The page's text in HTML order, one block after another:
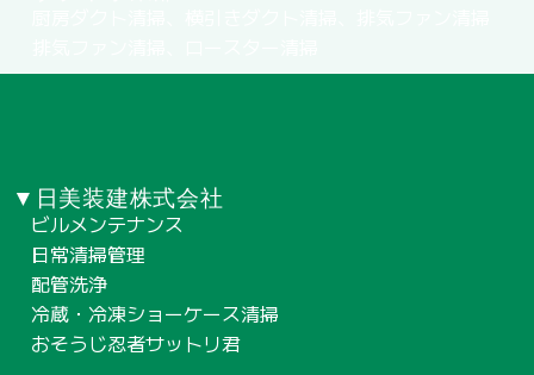
▼日美装建株式会社
ビルメンテナンス
日常清掃管理
配管洗浄
冷蔵・冷凍ショーケース清掃
おそうじ忍者サットリ君